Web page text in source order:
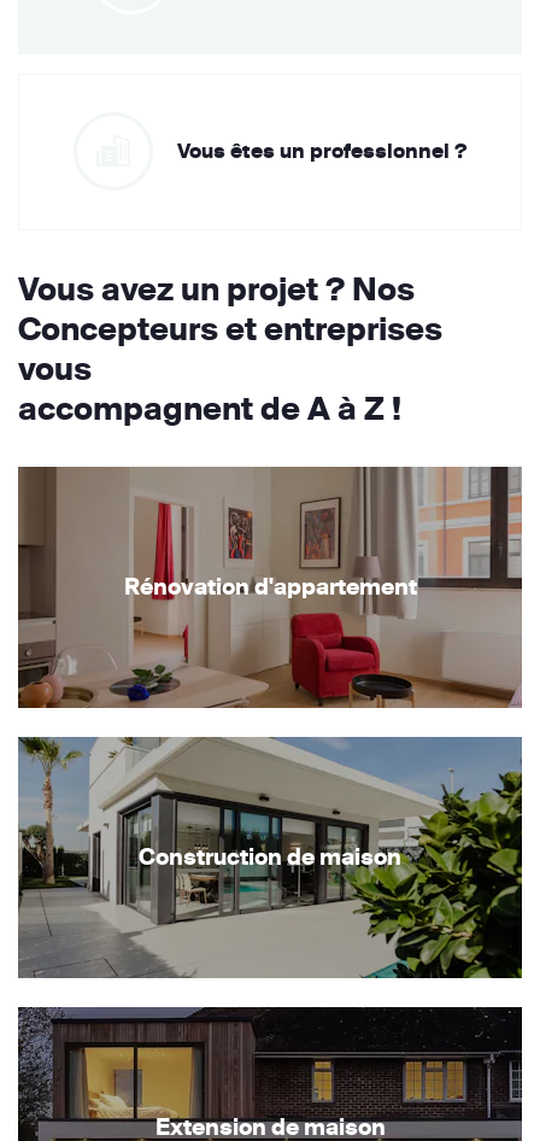
Vous êtes un professionnel ?
Vous avez un projet ? Nos
Concepteurs et entreprises
vous
accompagnent de A à Z !
Rénovation d'appartement
Construction de maison
Extension de maison